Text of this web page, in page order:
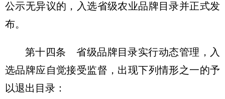
公示无异议的，入选省级农业品牌目录并正式发
布。
第十四条 省级品牌目录实行动态管理，入
选品牌应自觉接受监督，出现下列情形之一的予
以退出目录：